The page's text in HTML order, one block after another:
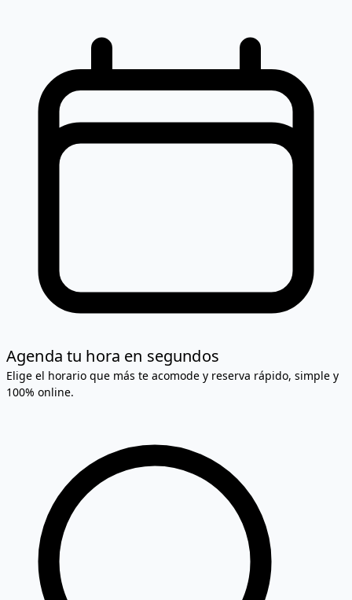
Agenda tu hora en segundos
Elige el horario que más te acomode y reserva rápido, simple y
100% online.